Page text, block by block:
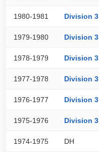
1980-1981 Division 3
1979-1980 Division 3
1978-1979 Division 3
1977-1978 Division 3
1976-1977 Division 3
1975-1976 Division 3
1974-1975 DH